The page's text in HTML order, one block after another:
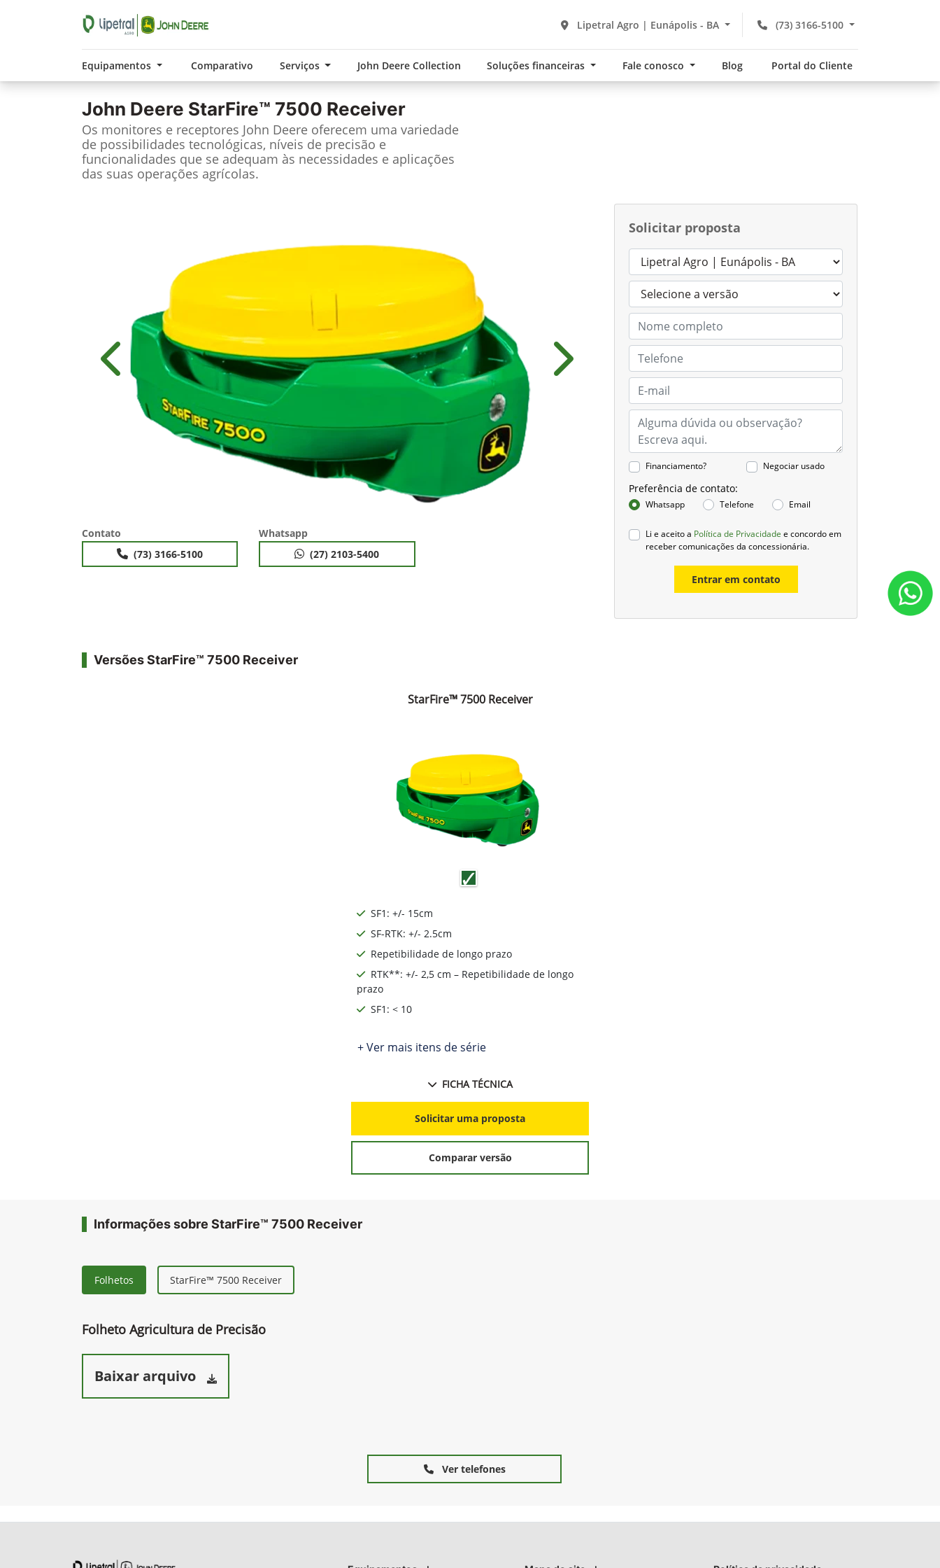
(73) 3166-5100
Lipetral Agro | Eunápolis - BA
Equipamentos Comparativo Serviços John Deere Collection Soluções financeiras Fale conosco Blog Portal do Cliente
John Deere StarFire™ 7500 Receiver
Os monitores e receptores John Deere oferecem uma variedade
de possibilidades tecnológicas, níveis de precisão e
funcionalidades que se adequam às necessidades e aplicações
das suas operações agrícolas.
Solicitar proposta
Financiamento? Negociar usado
Preferência de contato:
Whatsapp Telefone Email
Li e aceito a Política de Privacidade e concordo em
receber comunicações da concessionária.
Entrar em contato
Anterior Próximo
Contato
(73) 3166-5100
Whatsapp
(27) 2103-5400
Versões StarFire™ 7500 Receiver
StarFire™ 7500 Receiver
SF1: +/- 15cm
SF-RTK: +/- 2.5cm
Repetibilidade de longo prazo
RTK**: +/- 2,5 cm – Repetibilidade de longo
prazo
SF1: < 10
+ Ver mais itens de série
FICHA TÉCNICA
Solicitar uma proposta
Comparar versão
Informações sobre StarFire™ 7500 Receiver
Folhetos StarFire™ 7500 Receiver
Folheto Agricultura de Precisão
Baixar arquivo
Ver telefones